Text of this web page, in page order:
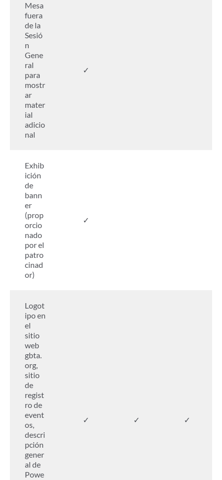
Mesa
fuera
de la
Sesió
n
Gene
ral
para
mostr
ar
mater
ial
adicio
nal
✓
Exhib
ición
de
bann
er
(prop
orcio
nado
por el
patro
cinad
or)
✓
Logot
ipo en
el
sitio
web
gbta.
org,
sitio
de
regist
ro de
event
os,
descri
pción
gener
al de
Powe
✓ ✓ ✓